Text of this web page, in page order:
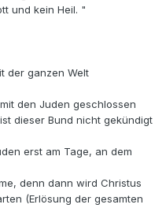
und kein Heil. "
der ganzen Welt
den Juden geschlossen
dieser Bund nicht gekündigt
erst am Tage, an dem
denn dann wird Christus
(Erlösung der gesamten